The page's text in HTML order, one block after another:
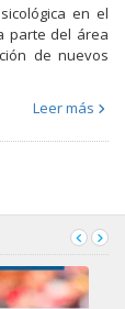
en el
parte del área
de nuevos
Leer más